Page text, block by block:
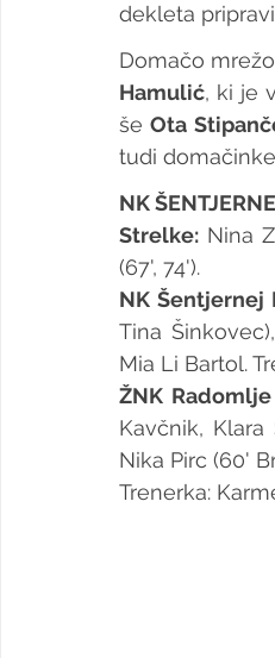
dekleta
Domačo
Hamulić, ki je
še Ota
tudi
NK
Strelke: Nina
(67', 74').
NK Šentjernej
Tina
Mia Li Bartol.
ŽNK Radomlje
Kavčnik, Klara
Nika Pirc (60'
Trenerka: